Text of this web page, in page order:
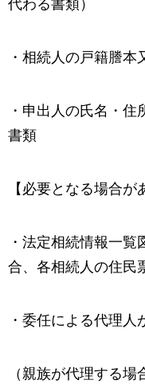
・相続人の戸籍謄本
・申出人の氏名・
書類
【必要となる場合が
・法定相続情報一
合、各相続人の住民
・委任による代理人
（親族が代理する